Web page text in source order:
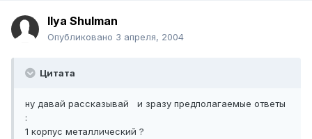
Ilya Shulman
Опубликовано 3 апреля, 2004
Цитата
ну давай рассказывай и зразу предполагаемые ответы
:
1 корпус металлический ?